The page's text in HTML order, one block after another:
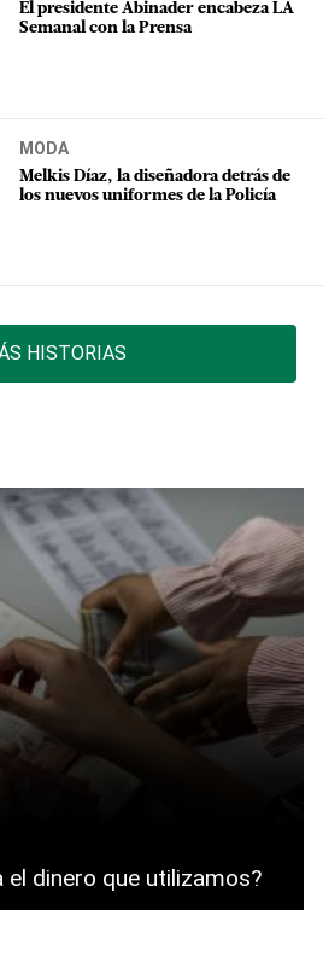
El presidente Abinader encabeza LA
Semanal con la Prensa
MODA
Melkis Díaz, la diseñadora detrás de
los nuevos uniformes de la Policía
HISTORIAS
el dinero que utilizamos?